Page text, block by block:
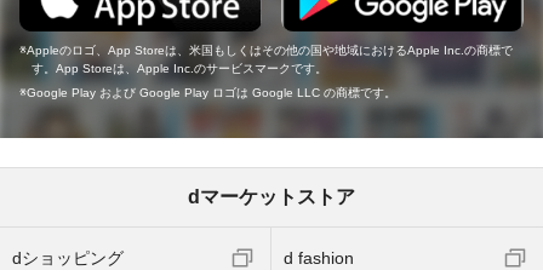
Appleのロゴ、App Storeは、米国もしくはその他の国や地域におけるApple Inc.の商標で
す。App Storeは、Apple Inc.のサービスマークです。
Google Play および Google Play ロゴは Google LLC の商標です。
dマーケットストア
dショッピング d fashion